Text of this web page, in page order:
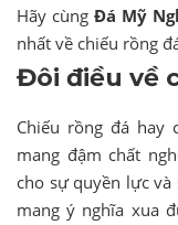
Hãy cùng Đá Mỹ
nhất về chiếu rồng
Đôi điều về
Chiếu rồng đá hay
mang đậm chất
cho sự quyền lực
mang ý nghĩa xua